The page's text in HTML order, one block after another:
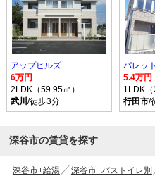
アップヒルズ
6万円
2LDK（59.95㎡）
武川 /徒歩3分
パレット
5.4万円
1LDK（
行田市/
深谷市の賃貸を探す
深谷市+給湯 深谷市+バストイレ別